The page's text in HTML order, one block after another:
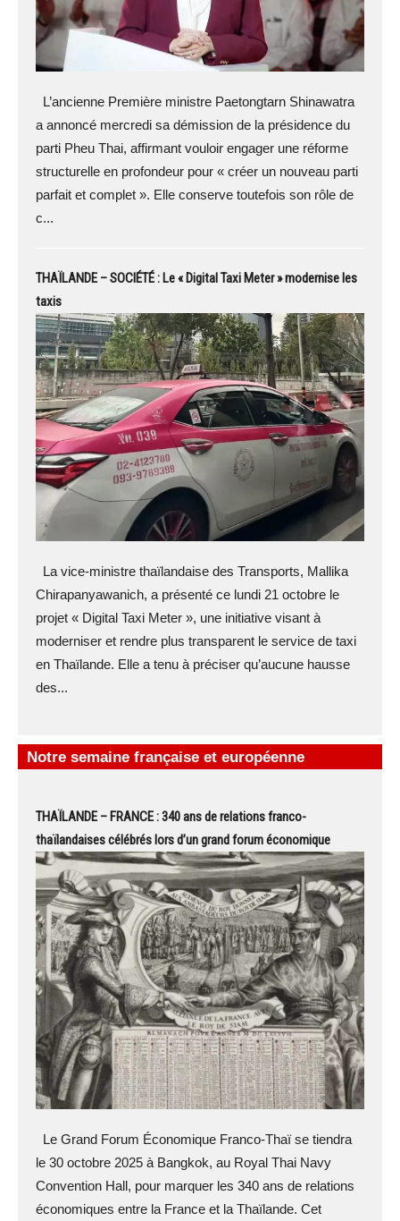
L’ancienne Première ministre Paetongtarn Shinawatra
a annoncé mercredi sa démission de la présidence du
parti Pheu Thai, affirmant vouloir engager une réforme
structurelle en profondeur pour « créer un nouveau parti
parfait et complet ». Elle conserve toutefois son rôle de
c...
THAÏLANDE – SOCIÉTÉ : Le « Digital Taxi Meter » modernise les
taxis
La vice-ministre thaïlandaise des Transports, Mallika
Chirapanyawanich, a présenté ce lundi 21 octobre le
projet « Digital Taxi Meter », une initiative visant à
moderniser et rendre plus transparent le service de taxi
en Thaïlande. Elle a tenu à préciser qu’aucune hausse
des...
Notre semaine française et européenne
THAÏLANDE – FRANCE : 340 ans de relations franco-
thaïlandaises célébrés lors d’un grand forum économique
Le Grand Forum Économique Franco-Thaï se tiendra
le 30 octobre 2025 à Bangkok, au Royal Thai Navy
Convention Hall, pour marquer les 340 ans de relations
économiques entre la France et la Thaïlande. Cet